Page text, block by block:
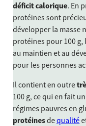
déficit calorique. En
protéines sont
développer la masse
protéines pour 100 g,
au maintien et au
pour les personnes
Il contient en outre
100 g, ce qui en fait
régimes pauvres en
protéinesdequalité